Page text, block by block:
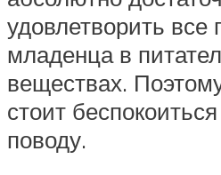
удовлетворить все
младенца в
веществах.
стоит
поводу.